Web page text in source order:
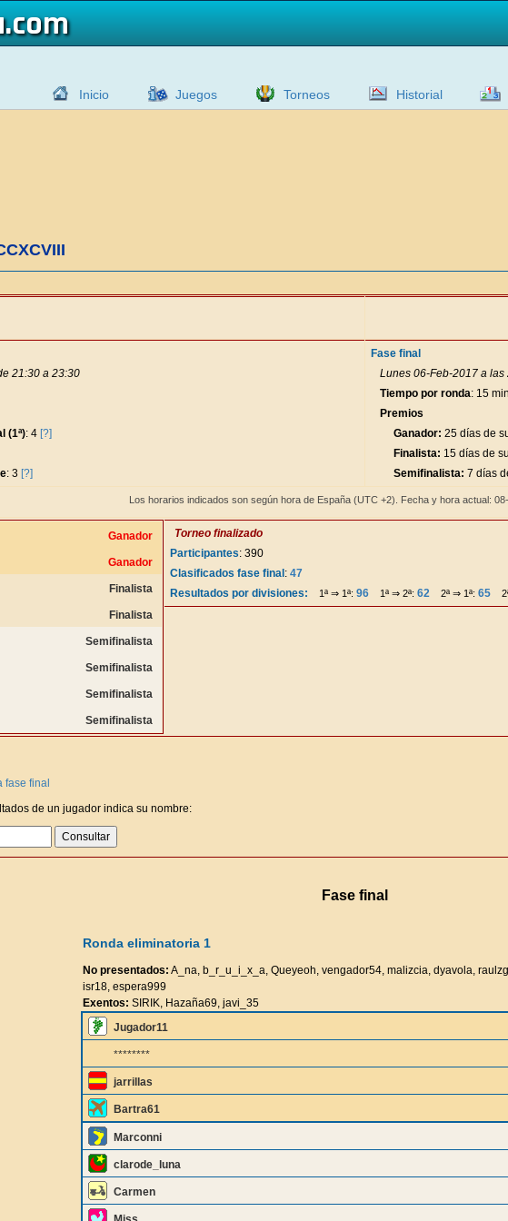
Inicio Juegos Torneos Historial
21:30 a 23:30
(1ª): 4 [?]
: 3 [?]
Fase final
Lunes 06-Feb-2017 a las
Tiempo por ronda: 15
Premios
Ganador: 25 días de
Finalista: 15 días de
Semifinalista: 7 días
Los horarios indicados son según hora de España (UTC +2). Fecha y hora actual:
Ganador
Ganador
Finalista
Finalista
Semifinalista
Semifinalista
Semifinalista
Semifinalista
Torneo finalizado
Participantes: 390
Clasificados fase final : 47
Resultados por divisiones:
1ª ⇒ 1ª: 96 1ª ⇒ 2ª: 62 2ª ⇒ 1ª: 65
fase final
de un jugador indica su nombre:
Fase final
Ronda eliminatoria 1
No presentados: A_na, b_r_u_i_x_a, Queyeoh, vengador54, malizcia, dyavola,
isr18, espera999
Exentos: SIRIK, Hazaña69, javi_35
Jugador11
********
jarrillas
Bartra61
Marconni
clarode_luna
Carmen